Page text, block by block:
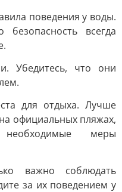
поведения у воды.
всегда
Убедитесь, что они
для отдыха. Лучше
официальных пляжах,
меры
важно соблюдать
за их поведением у